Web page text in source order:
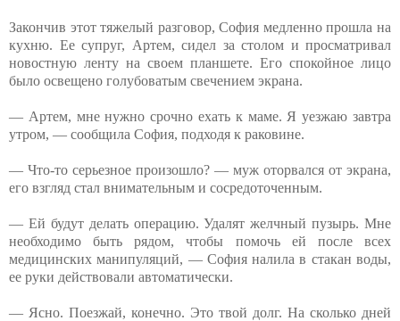
Закончив этот тяжелый разговор, София медленно прошла на
кухню. Ее супруг, Артем, сидел за столом и просматривал
новостную ленту на своем планшете. Его спокойное лицо
было освещено голубоватым свечением экрана.
— Артем, мне нужно срочно ехать к маме. Я уезжаю завтра
утром, — сообщила София, подходя к раковине.
— Что-то серьезное произошло? — муж оторвался от экрана,
его взгляд стал внимательным и сосредоточенным.
— Ей будут делать операцию. Удалят желчный пузырь. Мне
необходимо быть рядом, чтобы помочь ей после всех
медицинских манипуляций, — София налила в стакан воды,
ее руки действовали автоматически.
— Ясно. Поезжай, конечно. Это твой долг. На сколько дней